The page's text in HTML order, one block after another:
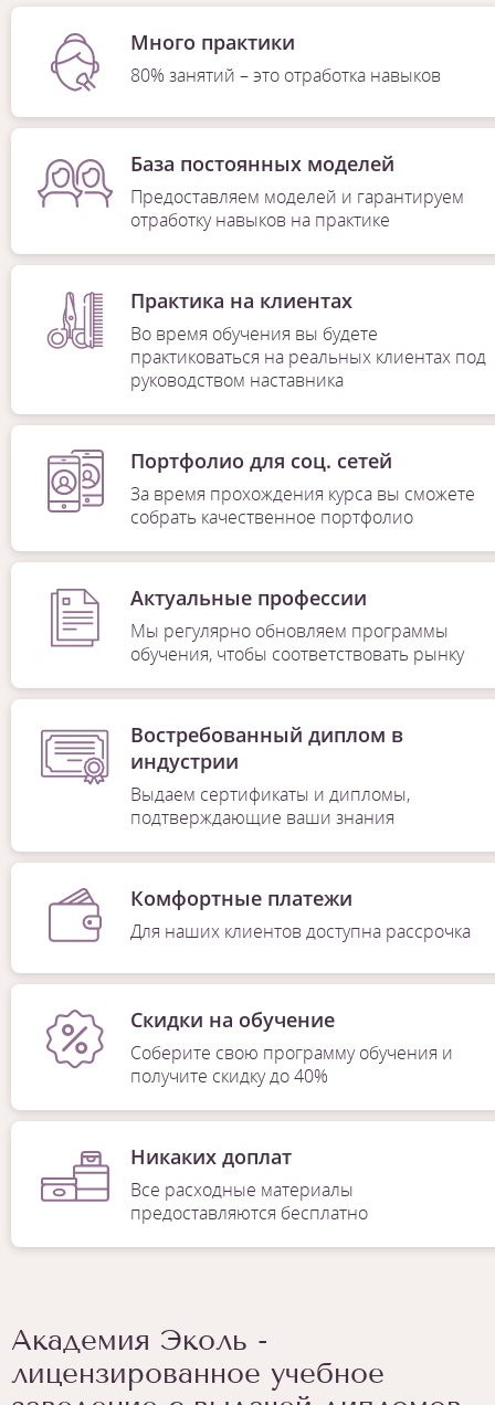
Много практики
80% занятий – это отработка навыков
База постоянных моделей
Предоставляем моделей и гарантируем
отработку навыков на практике
Практика на клиентах
Во время обучения вы будете
практиковаться на реальных клиентах под
руководством наставника
Портфолио для соц. сетей
За время прохождения курса вы сможете
собрать качественное портфолио
Актуальные профессии
Мы регулярно обновляем программы
обучения, чтобы соответствовать рынку
Востребованный диплом в
индустрии
Выдаем сертификаты и дипломы,
подтверждающие ваши знания
Комфортные платежи
Для наших клиентов доступна рассрочка
Скидки на обучение
Соберите свою программу обучения и
получите скидку до 40%
Никаких доплат
Все расходные материалы
предоставляются бесплатно
Академия Эколь -
лицензированное учебное